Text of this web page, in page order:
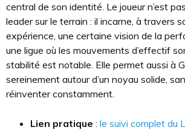
central de son identité. Le joueur n’est
leader sur le terrain : il incarne, à travers
expérience, une certaine vision de la
une ligue où les mouvements d’effectif
stabilité est notable. Elle permet aussi à
sereinement autour d’un noyau solide,
réinventer constamment.
Lien pratique : le suivi complet du